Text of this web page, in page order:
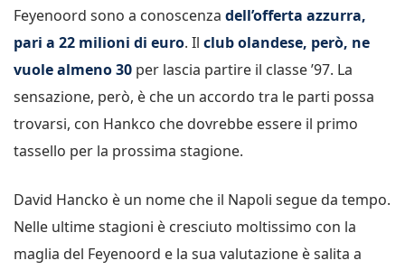
Feyenoord sono a conoscenza dell’offerta azzurra,
pari a 22 milioni di euro. Il club olandese, però, ne
vuole almeno 30 per lascia partire il classe ’97. La
sensazione, però, è che un accordo tra le parti possa
trovarsi, con Hankco che dovrebbe essere il primo
tassello per la prossima stagione.
David Hancko è un nome che il Napoli segue da tempo.
Nelle ultime stagioni è cresciuto moltissimo con la
maglia del Feyenoord e la sua valutazione è salita a